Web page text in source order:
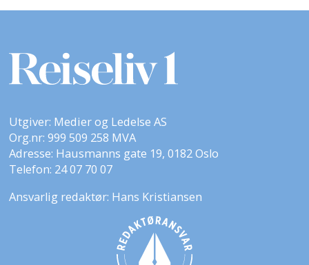
Utgiver: Medier og Ledelse AS
Org.nr: 999 509 258 MVA
Adresse: Hausmanns gate 19, 0182 Oslo
Telefon: 24 07 70 07
Ansvarlig redaktør: Hans Kristiansen